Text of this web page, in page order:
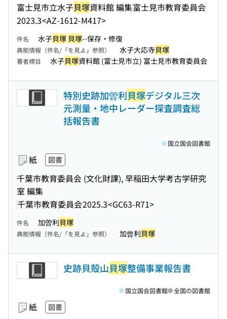
富士見市立水子貝塚資料館 編集富士見市教育委員会
2023.3<AZ-1612-M417>
件名 水子貝塚 貝塚--保存・修復
典拠情報（件名/「を見よ」参照） 水子大応寺貝塚
著者標目 水子貝塚資料館 (富士見市立) 富士見市教育委員会
特別史跡加曽利貝塚デジタル三次
元測量・地中レーダー探査調査総
括報告書
紙 図書
千葉市教育委員会 (文化財課), 早稲田大学考古学研究
室 編集
千葉市教育委員会2025.3<GC63-R71>
国立国会図書館
件名 加曽利貝塚
典拠情報（件名/「を見よ」参照） 加曾利貝塚
史跡貝殻山貝塚整備事業報告書
紙 図書
国立国会図書館 全国の図書館